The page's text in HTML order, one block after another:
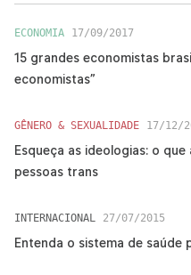
ECONOMIA 17/09/2017
15 grandes economistas
economistas”
GÊNERO & SEXUALIDADE 17/12/
Esqueça as ideologias: o
pessoas trans
INTERNACIONAL 27/07/2015
Entenda o sistema de saúde